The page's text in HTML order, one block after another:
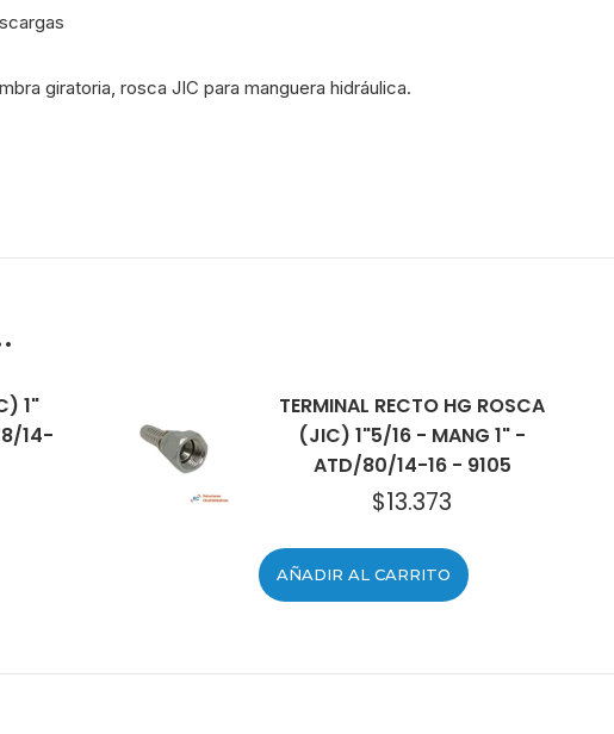
giratoria, rosca JIC para manguera hidráulica.
1"
14-
TERMINAL RECTO HG ROSCA
(JIC) 1"5/16 - MANG 1" -
ATD/80/14-16 - 9105
$13.373
AÑADIR AL CARRITO